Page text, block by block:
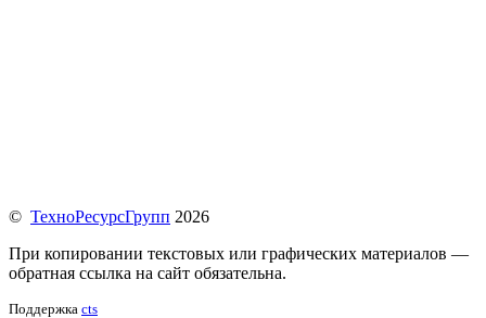
© ТехноРесурсГрупп 2026
При копировании текстовых или графических материалов —
обратная ссылка на сайт обязательна.
Поддержка cts